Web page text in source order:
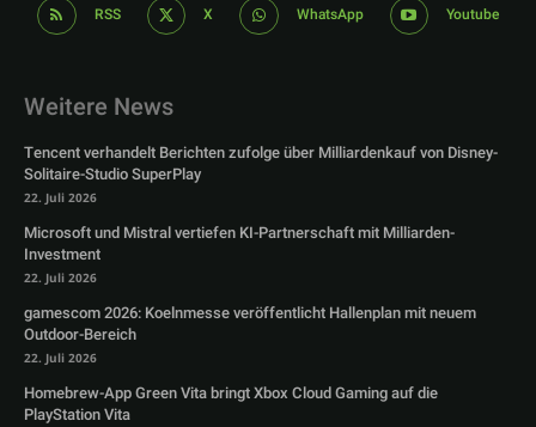
RSS X WhatsApp Youtube
Weitere News
Tencent verhandelt Berichten zufolge über Milliardenkauf von Disney-
Solitaire-Studio SuperPlay
22. Juli 2026
Microsoft und Mistral vertiefen KI-Partnerschaft mit Milliarden-
Investment
22. Juli 2026
gamescom 2026: Koelnmesse veröffentlicht Hallenplan mit neuem
Outdoor-Bereich
22. Juli 2026
Homebrew-App Green Vita bringt Xbox Cloud Gaming auf die
PlayStation Vita